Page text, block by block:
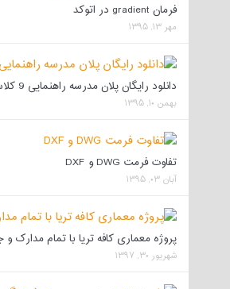
فرمان gradient در اتوکد
مهر ۱۳, ۱۳۹۵
دانلود رایگان پلان مدرسه راهنمایی 9 کلاسه
بهمن ۱۰, ۱۳۹۵
تفاوت فرمت DWG و DXF
آبان ۰۳, ۱۳۹۵
پروژه معماری کافه تریا با تمام مدارک و
شهریور ۳۰, ۱۳۹۷